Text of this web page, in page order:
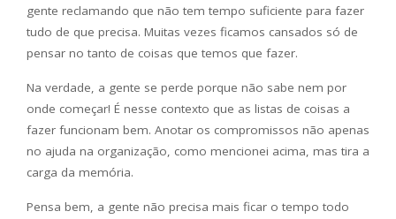
gente reclamando que não tem tempo suficiente para fazer
tudo de que precisa. Muitas vezes ficamos cansados só de
pensar no tanto de coisas que temos que fazer.
Na verdade, a gente se perde porque não sabe nem por
onde começar! É nesse contexto que as listas de coisas a
fazer funcionam bem. Anotar os compromissos não apenas
no ajuda na organização, como mencionei acima, mas tira a
carga da memória.
Pensa bem, a gente não precisa mais ficar o tempo todo